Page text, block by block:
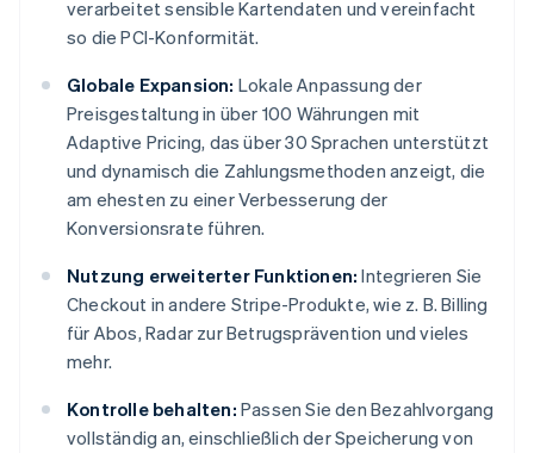
verarbeitet sensible Kartendaten und vereinfacht
so die PCI-Konformität.
Globale Expansion: Lokale Anpassung der
Preisgestaltung in über 100 Währungen mit
Adaptive Pricing, das über 30 Sprachen unterstützt
und dynamisch die Zahlungsmethoden anzeigt, die
am ehesten zu einer Verbesserung der
Konversionsrate führen.
Nutzung erweiterter Funktionen: Integrieren Sie
Checkout in andere Stripe-Produkte, wie z. B. Billing
für Abos, Radar zur Betrugsprävention und vieles
mehr.
Kontrolle behalten: Passen Sie den Bezahlvorgang
vollständig an, einschließlich der Speicherung von